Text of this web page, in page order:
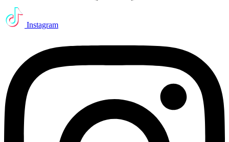
Instagram